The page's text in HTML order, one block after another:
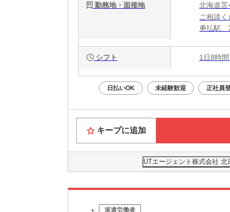
勤務地・面接地
北海道
ご相談く
勇払駅、
シフト 1日8時
日払いOK 未経験歓迎 正社員
キープに追加
UTエージェント株式会社
派遣労働者